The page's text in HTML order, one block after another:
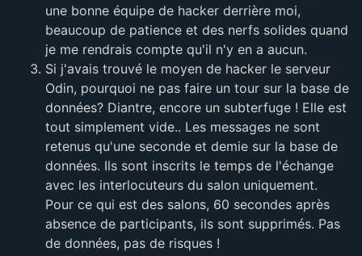
une bonne équipe de hacker derrière moi,
beaucoup de patience et des nerfs solides quand
je me rendrais compte qu'il n'y en a aucun.
Si j'avais trouvé le moyen de hacker le serveur
Odin, pourquoi ne pas faire un tour sur la base de
données? Diantre, encore un subterfuge ! Elle est
tout simplement vide.. Les messages ne sont
retenus qu'une seconde et demie sur la base de
données. Ils sont inscrits le temps de l'échange
avec les interlocuteurs du salon uniquement.
Pour ce qui est des salons, 60 secondes après
absence de participants, ils sont supprimés. Pas
de données, pas de risques !